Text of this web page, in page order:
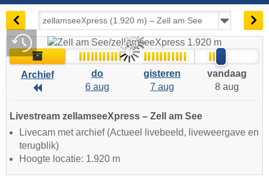
Live
09:52 | vandaag 8 aug
Archief
Archief
Archief
do
6 aug
gisteren
7 aug
vandaag
8 aug
Livestream zellamseeXpress – Zell am See
Livecam met archief (Actueel livebeeld, liveweergave en
terugblik)
Hoogte locatie: 1.920 m